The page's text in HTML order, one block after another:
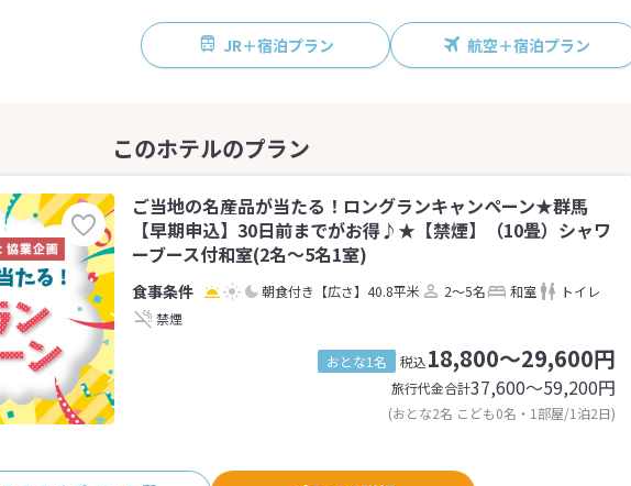
JR＋宿泊プラン 航空＋宿泊プラン
ご当地の名産品が当たる！ロングランキャンペーン★群馬
【早期申込】30日前までがお得♪★【禁煙】（10畳）シャワ
ーブース付和室(2名～5名1室)
朝食付き 【広さ】40.8平米 2～5名 和室
トイレ
禁煙
おとな1名 税込18,800～29,600円
旅行代金合計37,600〜59,200円
(おとな2名 こども0名・1部屋/1泊2日)